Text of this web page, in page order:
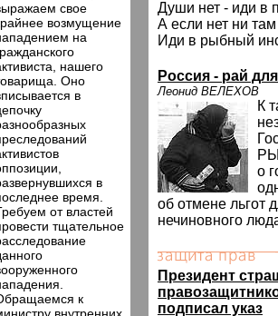
свое
возмущение
на
нашего
Оно
в
в
время.
от властей
тщательное
к
Души нет - иди в
А если нет ни там
Иди в рыбный
Россия - рай
Леонид ВЕЛЕХОВ
К
о
об отмене льгот
нечиновного
Президент
подписал указ